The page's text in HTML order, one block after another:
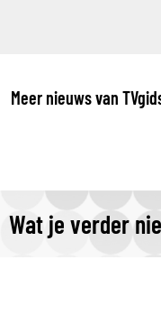
Meer nieuws van
Wat je verder